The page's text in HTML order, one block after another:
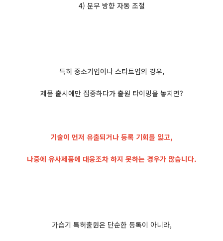
4) 분무 방향 자동 조절
특히 중소기업이나 스타트업의 경우,
제품 출시에만 집중하다가 출원 타이밍을 놓치면?
기술이 먼저 유출되거나 등록 기회를 잃고,
나중에 유사제품에 대응조차 하지 못하는 경우가 많습니다.
가습기 특허출원은 단순한 등록이 아니라,